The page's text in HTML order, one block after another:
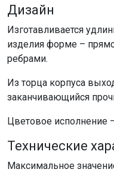
Дизайн
Изготавливается
изделия форме –
ребрами.
Из торца корпуса
заканчивающийся
Цветовое исполнение
Технические
Максимальное